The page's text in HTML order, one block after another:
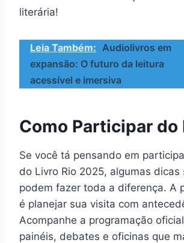
literária!
Leia Também: Audiolivros em
expansão: O futuro da leitura
acessível e imersiva
Como Participar do
Se você tá pensando em
do Livro Rio 2025, algumas dicas
podem fazer toda a diferença. A
é planejar sua visita com
Acompanhe a programação
painéis, debates e oficinas que